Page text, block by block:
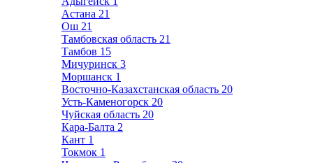
Астана 21
Ош 21
Тамбовская область 21
Тамбов 15
Мичуринск 3
Моршанск 1
Восточно-Казахстанская область 20
Усть-Каменогорск 20
Чуйская область 20
Кара-Балта 2
Кант 1
Токмок 1